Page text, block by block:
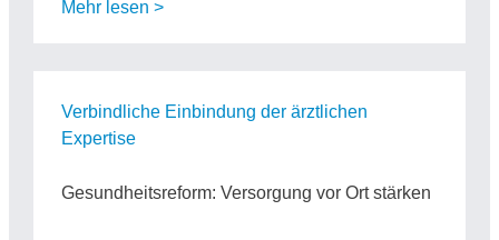
Mehr lesen >
Verbindliche Einbindung der ärztlichen
Expertise
Gesundheitsreform: Versorgung vor Ort stärken